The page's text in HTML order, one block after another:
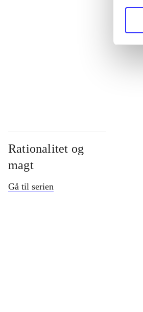
Rationalitet og
magt
Gå til serien